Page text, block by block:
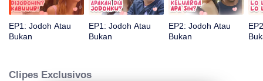
EP1: Jodoh Atau
Bukan
EP1: Jodoh Atau
Bukan
EP2: Jodoh Atau
Bukan
Clipes Exclusivos